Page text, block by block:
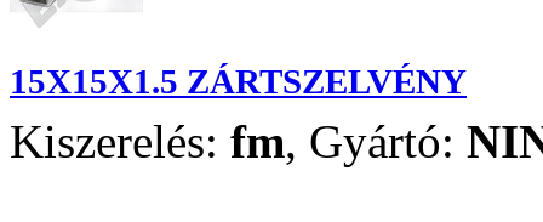
15X15X1.5 ZÁRTSZELVÉNY
Kiszerelés: fm, Gyártó: